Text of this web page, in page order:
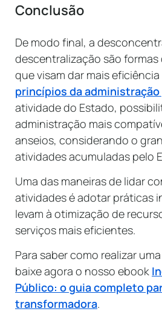
Conclusão
De modo final, a
descentralização são
que visam dar mais
princípios da
atividade do Estado,
administração mais
anseios, considerando o
atividades acumuladas pelo
Uma das maneiras de lidar
atividades é adotar práticas
levam à otimização de
serviços mais eficientes.
Para saber como realizar
baixe agora o nosso ebook
Público: o guia completo
transformadora.